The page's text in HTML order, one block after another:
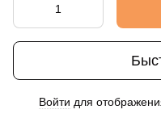
Войти для